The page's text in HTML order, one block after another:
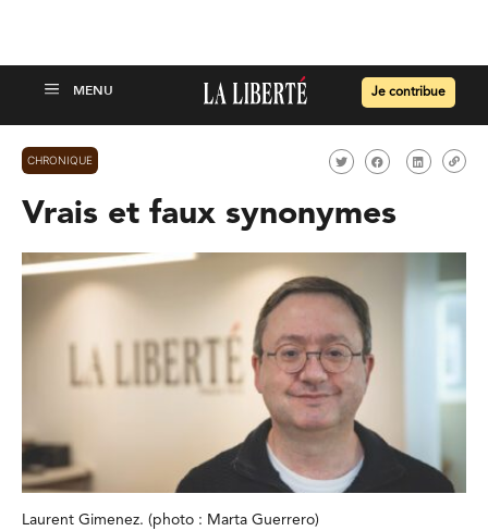
Je contribue
CHRONIQUE
Vrais et faux synonymes
Laurent Gimenez. (photo : Marta Guerrero)